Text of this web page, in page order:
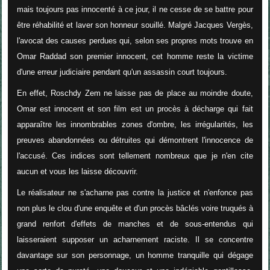
mais toujours pas innocenté à ce jour, il ne cesse de se battre pour
être réhabilité et laver son honneur souillé. Malgré Jacques Vergès,
l'avocat des causes perdues qui, selon ses propres mots trouve en
Omar Raddad son premier innocent, cet homme reste la victime
d'une erreur judiciaire pendant qu'un assassin court toujours.
En effet, Roschdy Zem ne laisse pas de place au moindre doute,
Omar est innocent et son film est un procès à décharge qui fait
apparaître les innombrables zones d'ombre, les irrégularités, les
preuves abandonnées ou détruites qui démontrent l'innocence de
l'accusé. Ces indices sont tellement nombreux que je n'en cite
aucun et vous les laisse découvrir.
Le réalisateur ne s'acharne pas contre la justice et n'enfonce pas
non plus le clou d'une enquête et d'un procès bâclés voire truqués à
grand renfort d'effets de manches et de sous-entendus qui
laisseraient supposer un acharnement raciste. Il se concentre
davantage sur son personnage, un homme tranquille qui dégage